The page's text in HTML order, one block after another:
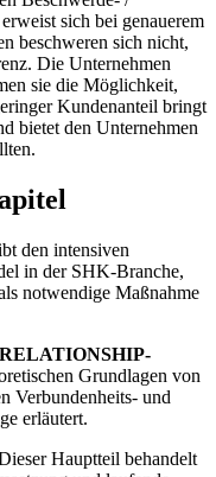
sich bei genauerem
beschweren sich nicht,
Die Unternehmen
sie die Möglichkeit,
Kundenanteil bringt
bietet den Unternehmen
den intensiven
in der SHK-Branche,
notwendige Maßnahme
Grundlagen von
Verbundenheits- und
erläutert.
Hauptteil behandelt